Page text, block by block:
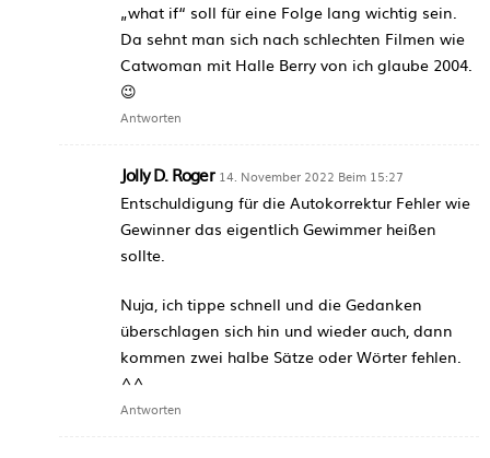
„what if“ soll für eine Folge lang wichtig sein.
Da sehnt man sich nach schlechten Filmen wie
Catwoman mit Halle Berry von ich glaube 2004.
😉
Antworten
Jolly D. Roger 14. November 2022 Beim 15:27
Entschuldigung für die Autokorrektur Fehler wie
Gewinner das eigentlich Gewimmer heißen
sollte.
Nuja, ich tippe schnell und die Gedanken
überschlagen sich hin und wieder auch, dann
kommen zwei halbe Sätze oder Wörter fehlen.
^^
Antworten